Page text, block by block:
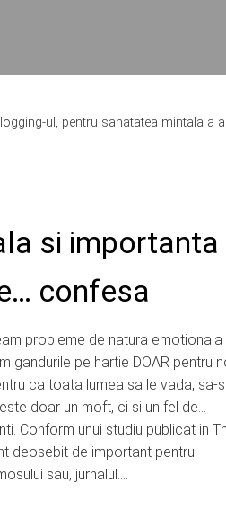
ul, pentru sanatatea mintala a
si importanta
confesa
probleme de natura emotionala
gandurile pe hartie DOAR pentru
ca toata lumea sa le vada, sa-si
doar un moft, ci si un fel de…
Conform unui studiu publicat in
deosebit de important pentru
sau, jurnalul….